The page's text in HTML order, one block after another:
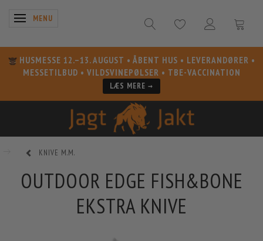
SKIFTE NAVIGATION
MENU
HUSMESSE 12.–13. AUGUST • ÅBENT HUS • LEVERANDØRER •
MESSETILBUD • VILDSVINEPØLSER • TBE-VACCINATION
LÆS MERE →
KNIVE M.M.
OUTDOOR EDGE FISH&BONE
EKSTRA KNIVE